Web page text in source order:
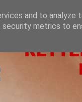
and to analyze
metrics to